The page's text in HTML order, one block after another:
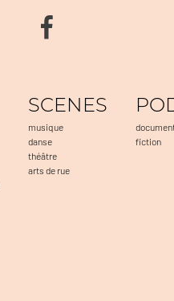
SCENES
musique
danse
théâtre
arts de rue
fiction